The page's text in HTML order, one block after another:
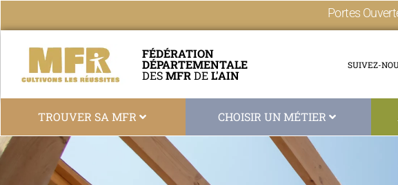
Portes
FÉDÉRATION
DÉPARTEMENTALE
DESMFRDEL'AIN
SUIVEZ-
TROUVER SA MFR CHOISIR UN MÉTIER